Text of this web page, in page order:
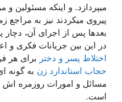
میپردازد. و اینکه مسئولین
پیروی میکردند نیز به مراجع
بعدها پس از اجرای آن، دچار
در این بین جریانات فکری و
اختلاط پسر و دختر برای هر
حجاب استاندارد زن به گونه
مسائل و امورات روزمره اش
است.